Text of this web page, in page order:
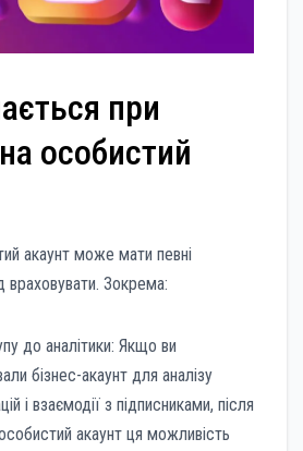
при
особистий
акаунт може мати певні
враховувати. Зокрема:
до аналітики: Якщо ви
бізнес-акаунт для аналізу
і взаємодії з підписниками, після
акаунт ця можливість